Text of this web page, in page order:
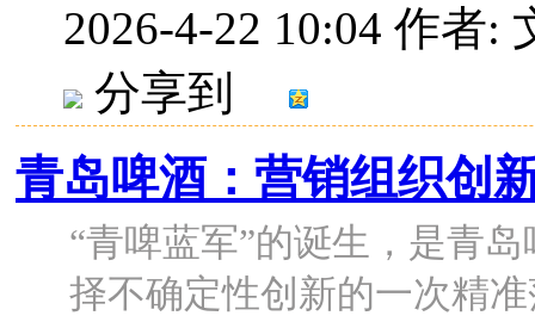
2026-4-22 10:04 作者:
分享到
青岛啤酒：营销组织创
“青啤蓝军”的诞生，是青
择不确定性创新的一次精